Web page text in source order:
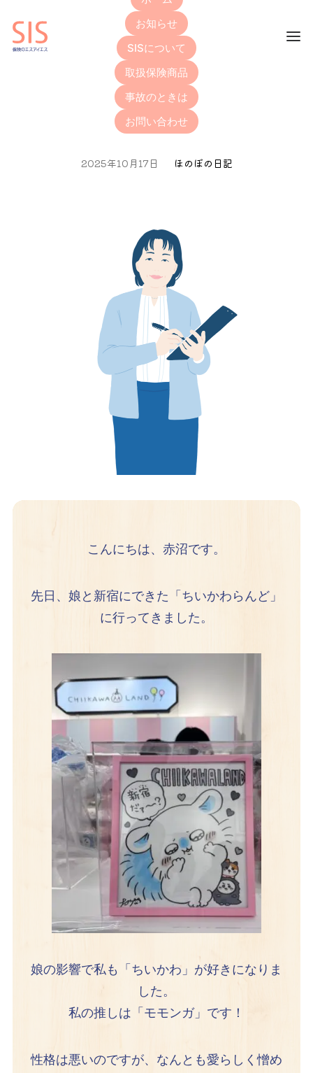
お知らせ
SISについて
取扱保険商品
事故のときは
お問い合わせ
「ちいかわらんど新宿店」
へ行ってきました
2025年10月17日 ほのぼの日記
こんにちは、赤沼です。
先日、娘と新宿にできた「ちいかわらんど」
に行ってきました。
娘の影響で私も「ちいかわ」が好きになりま
した。
私の推しは「モモンガ」です！
性格は悪いのですが、なんとも愛らしく憎め